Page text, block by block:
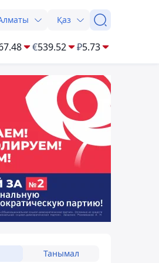
Қаз
€539.52 ₽5.73
Танымал